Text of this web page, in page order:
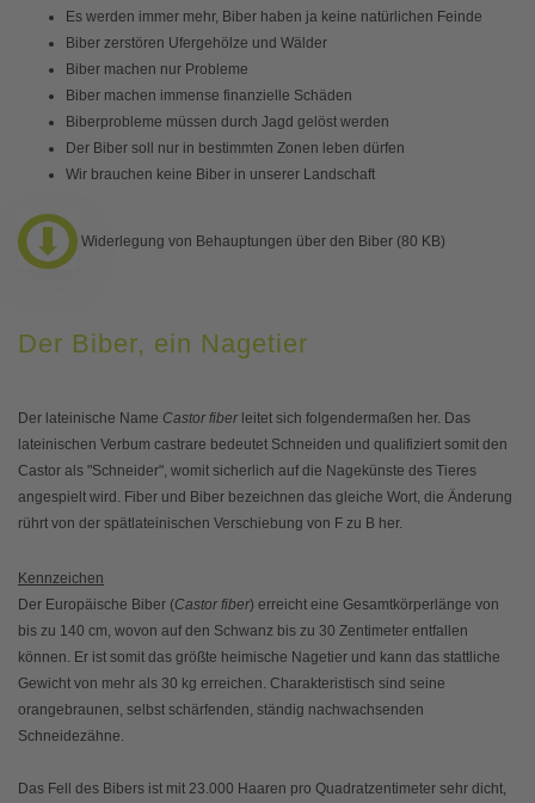
Es werden immer mehr, Biber haben ja keine natürlichen Feinde
Biber zerstören Ufergehölze und Wälder
Biber machen nur Probleme
Biber machen immense finanzielle Schäden
Biberprobleme müssen durch Jagd gelöst werden
Der Biber soll nur in bestimmten Zonen leben dürfen
Wir brauchen keine Biber in unserer Landschaft
Widerlegung von Behauptungen über den Biber (80 KB)
Der Biber, ein Nagetier
Der lateinische Name Castor fiber leitet sich folgendermaßen her. Das
lateinischen Verbum castrare bedeutet Schneiden und qualifiziert somit den
Castor als "Schneider", womit sicherlich auf die Nagekünste des Tieres
angespielt wird. Fiber und Biber bezeichnen das gleiche Wort, die Änderung
rührt von der spätlateinischen Verschiebung von F zu B her.
Kennzeichen
Der Europäische Biber (Castor fiber) erreicht eine Gesamtkörperlänge von
bis zu 140 cm, wovon auf den Schwanz bis zu 30 Zentimeter entfallen
können. Er ist somit das größte heimische Nagetier und kann das stattliche
Gewicht von mehr als 30 kg erreichen. Charakteristisch sind seine
orangebraunen, selbst schärfenden, ständig nachwachsenden
Schneidezähne.
Das Fell des Bibers ist mit 23.000 Haaren pro Quadratzentimeter sehr dicht,